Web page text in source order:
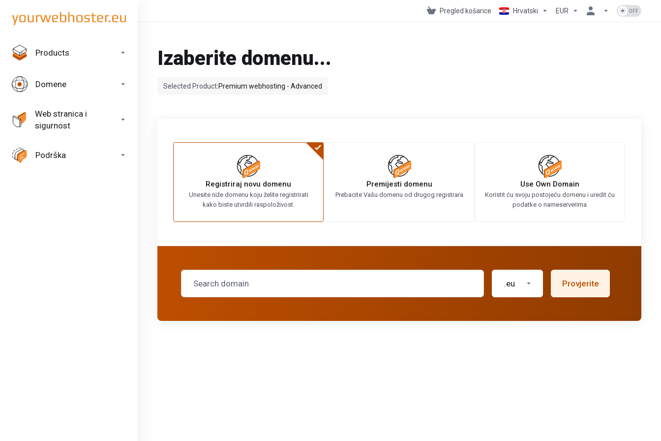
Products
Domene
Web stranica i
sigurnost
Podrška
Pregled košarice Hrvatski EUR
Izaberite domenu...
Selected Product:Premium webhosting - Advanced
Registriraj novu domenu
Unesite niže domenu koju želite registrirati
kako biste utvrdili raspoloživost.
Premijesti domenu
Prebacite Vašu domenu od drugog registrara
Use Own Domain
Koristit ću svoju postojeću domenu i uredit ću
podatke o nameserverima
.eu Provjerite